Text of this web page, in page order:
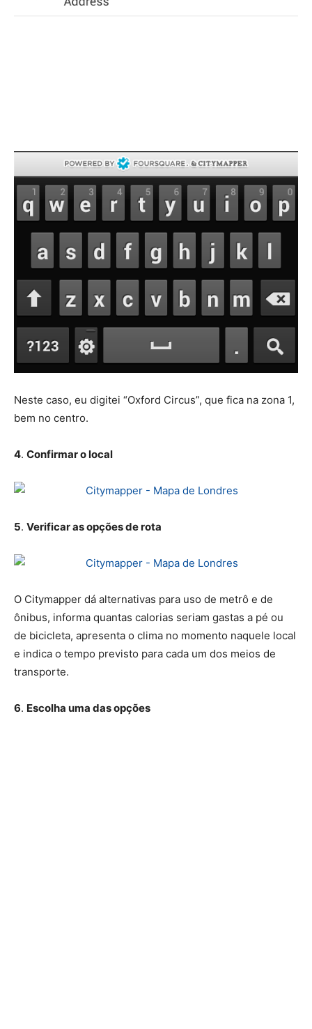
Neste caso, eu digitei “Oxford Circus”, que fica na zona 1,
bem no centro.
4. Confirmar o local
5. Verificar as opções de rota
O Citymapper dá alternativas para uso de metrô e de
ônibus, informa quantas calorias seriam gastas a pé ou
de bicicleta, apresenta o clima no momento naquele local
e indica o tempo previsto para cada um dos meios de
transporte.
6. Escolha uma das opções